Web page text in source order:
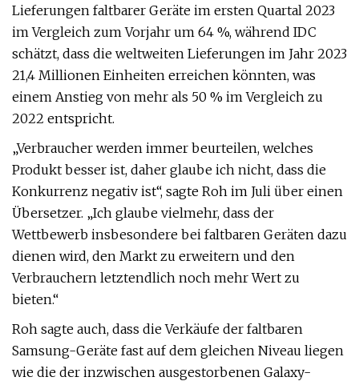
Lieferungen faltbarer Geräte im ersten Quartal 2023
im Vergleich zum Vorjahr um 64 %, während IDC
schätzt, dass die weltweiten Lieferungen im Jahr 2023
21,4 Millionen Einheiten erreichen könnten, was
einem Anstieg von mehr als 50 % im Vergleich zu
2022 entspricht.
„Verbraucher werden immer beurteilen, welches
Produkt besser ist, daher glaube ich nicht, dass die
Konkurrenz negativ ist“, sagte Roh im Juli über einen
Übersetzer. „Ich glaube vielmehr, dass der
Wettbewerb insbesondere bei faltbaren Geräten dazu
dienen wird, den Markt zu erweitern und den
Verbrauchern letztendlich noch mehr Wert zu
bieten.“
Roh sagte auch, dass die Verkäufe der faltbaren
Samsung-Geräte fast auf dem gleichen Niveau liegen
wie die der inzwischen ausgestorbenen Galaxy-